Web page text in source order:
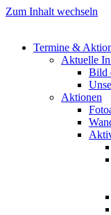
Zum Inhalt wechseln
Termine &
Aktuelle
Bild
Aktionen